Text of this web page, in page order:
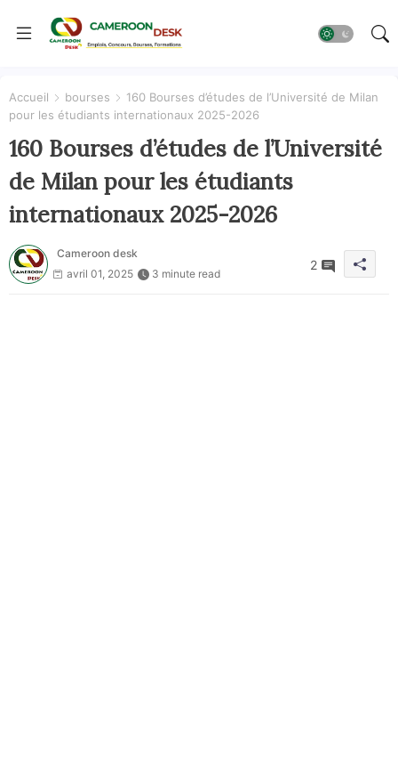
Accueil bourses
160 Bourses d’études de l’Université de Milan
pour les étudiants internationaux 2025-2026
160 Bourses d’études de l’Université
de Milan pour les étudiants
internationaux 2025-2026
Cameroon desk
avril 01, 2025
3 minute read
2